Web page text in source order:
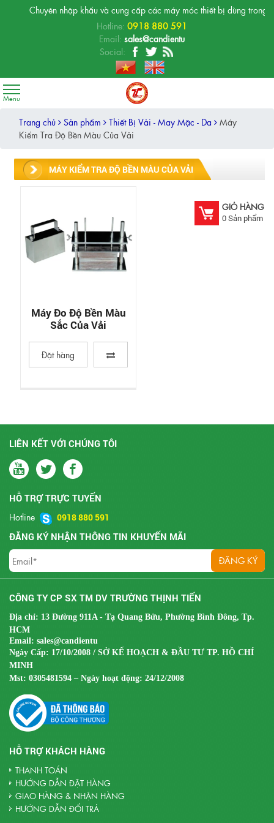
Chuyên nhập khẩu và cung cấp các máy móc thiết bị dùng trong
Hotline:0918 880 591
Email:sales@candientu
Social:
GIỎ HÀNG
0Sản phẩm
Trang chủ Sản phẩm Thiết Bị Vải - May Mặc - Da
Máy
Kiểm Tra Độ Bền Màu Của Vải
MÁY KIỂM TRA ĐỘ BỀN MÀU CỦA VẢI
Máy Đo Độ Bền Màu
Sắc Của Vải
Đặt hàng
LIÊN KẾT VỚI CHÚNG TÔI
HỖ TRỢ TRỰC TUYẾN
Hotline
0918 880 591
ĐĂNG KÝ NHẬN THÔNG TIN KHUYẾN MÃI
CÔNG TY CP SX TM DV TRƯỜNG THỊNH TIẾN
Địa chỉ: 13 Đường 911A - Tạ Quang Bửu, Phường Bình Đông, Tp.
HCM
Email: sales@candientu
Ngày Cấp: 17/10/2008 / SỞ KẾ HOẠCH & ĐẦU TƯ TP. HỒ CHÍ
MINH
Mst: 0305481594 – Ngày hoạt động: 24/12/2008
HỖ TRỢ KHÁCH HÀNG
THANH TOÁN
HƯỚNG DẪN ĐẶT HÀNG
GIAO HÀNG & NHẬN HÀNG
HƯỚNG DẪN ĐỔI TRẢ